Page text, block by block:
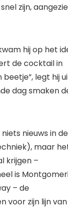
zijn,
hij op het
de cocktail in
legt hij
dag smaken
nieuws in de
maar
krijgen –
is
– de
voor zijn lijn van